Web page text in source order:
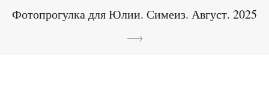
Фотопрогулка для Юлии. Симеиз. Август. 2025